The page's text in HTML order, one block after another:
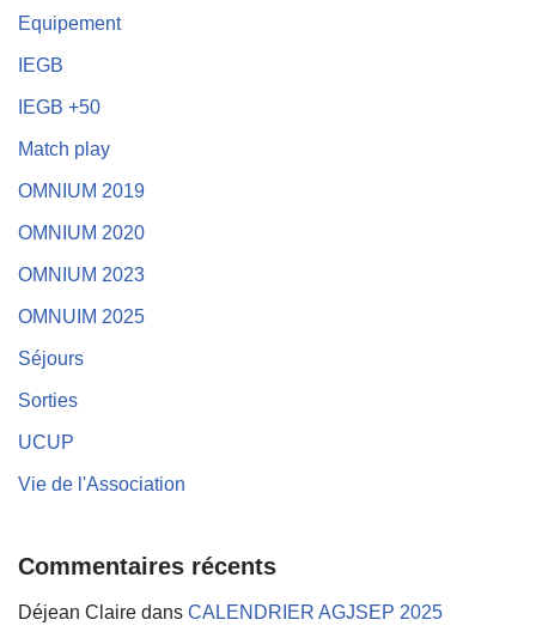
Equipement
IEGB
IEGB +50
Match play
OMNIUM 2019
OMNIUM 2020
OMNIUM 2023
OMNUIM 2025
Séjours
Sorties
UCUP
Vie de l'Association
Commentaires récents
Déjean Claire dans CALENDRIER AGJSEP 2025